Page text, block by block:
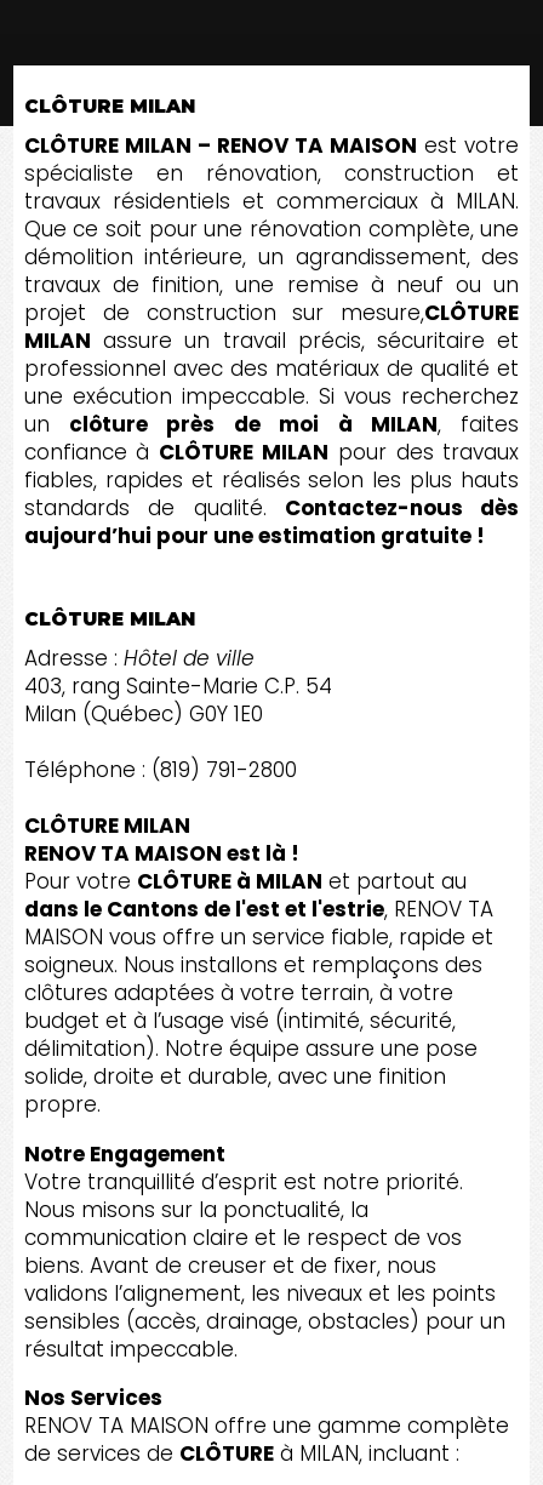
CLÔTURE MILAN
CLÔTURE MILAN – RENOV TA MAISON est votre
spécialiste en rénovation, construction et
travaux résidentiels et commerciaux à MILAN.
Que ce soit pour une rénovation complète, une
démolition intérieure, un agrandissement, des
travaux de finition, une remise à neuf ou un
projet de construction sur mesure,CLÔTURE
MILAN assure un travail précis, sécuritaire et
professionnel avec des matériaux de qualité et
une exécution impeccable. Si vous recherchez
un clôture près de moi à MILAN, faites
confiance à CLÔTURE MILAN pour des travaux
fiables, rapides et réalisés selon les plus hauts
standards de qualité. Contactez-nous dès
aujourd’hui pour une estimation gratuite !
CLÔTURE MILAN
Adresse : Hôtel de ville
403, rang Sainte-Marie C.P. 54
Milan (Québec) G0Y 1E0
Téléphone : (819) 791-2800
CLÔTURE MILAN
RENOV TA MAISON est là !
Pour votre CLÔTURE à MILAN et partout au
dans le Cantons de l'est et l'estrie, RENOV TA
MAISON vous offre un service fiable, rapide et
soigneux. Nous installons et remplaçons des
clôtures adaptées à votre terrain, à votre
budget et à l’usage visé (intimité, sécurité,
délimitation). Notre équipe assure une pose
solide, droite et durable, avec une finition
propre.
Notre Engagement
Votre tranquillité d’esprit est notre priorité.
Nous misons sur la ponctualité, la
communication claire et le respect de vos
biens. Avant de creuser et de fixer, nous
validons l’alignement, les niveaux et les points
sensibles (accès, drainage, obstacles) pour un
résultat impeccable.
Nos Services
RENOV TA MAISON offre une gamme complète
de services de CLÔTUREà MILAN, incluant :